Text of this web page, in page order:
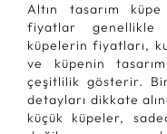
Altın tasarım
fiyatlar
küpelerin fiyatları,
ve küpenin
çeşitlilik gösterir.
detayları dikkate
küçük küpeler,